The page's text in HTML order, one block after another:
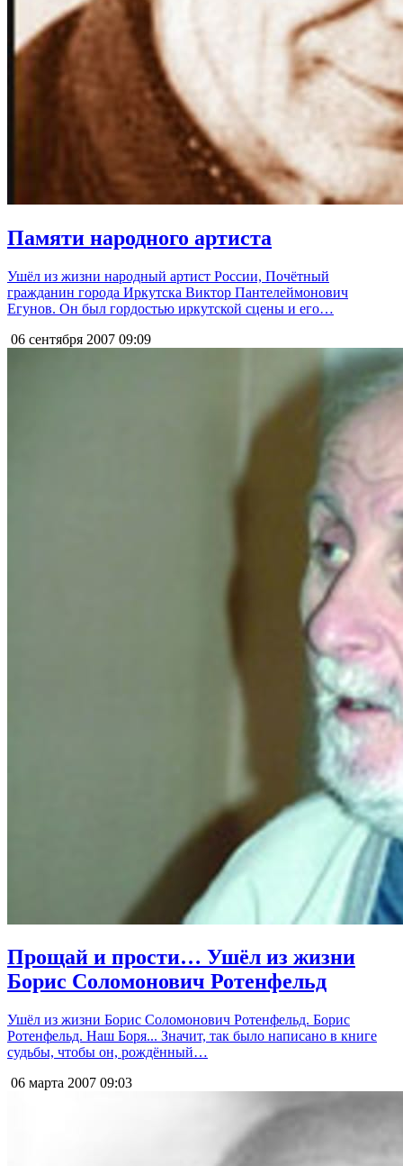
Памяти народного артиста
Ушёл из жизни народный артист России, Почётный
гражданин города Иркутска Виктор Пантелеймонович
Егунов. Он был гордостью иркутской сцены и его…
06 сентября 2007 09:09
Прощай и прости… Ушёл из жизни
Борис Соломонович Ротенфельд
Ушёл из жизни Борис Соломонович Ротенфельд. Борис
Ротенфельд. Наш Боря... Значит, так было написано в книге
судьбы, чтобы он, рождённый…
06 марта 2007 09:03